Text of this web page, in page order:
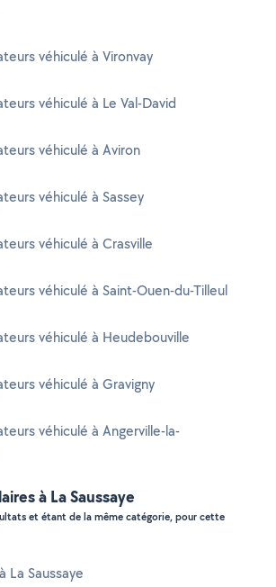
véhiculé à Vironvay
véhiculé à Le Val-David
véhiculé à Aviron
véhiculé à Sassey
véhiculé à Crasville
véhiculé à Saint-Ouen-du-Tilleul
véhiculé à Heudebouville
véhiculé à Gravigny
véhiculé à Angerville-la-
à La Saussaye
et étant de la même catégorie, pour cette
La Saussaye